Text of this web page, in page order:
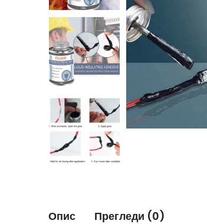
Опис Прегледи (0)